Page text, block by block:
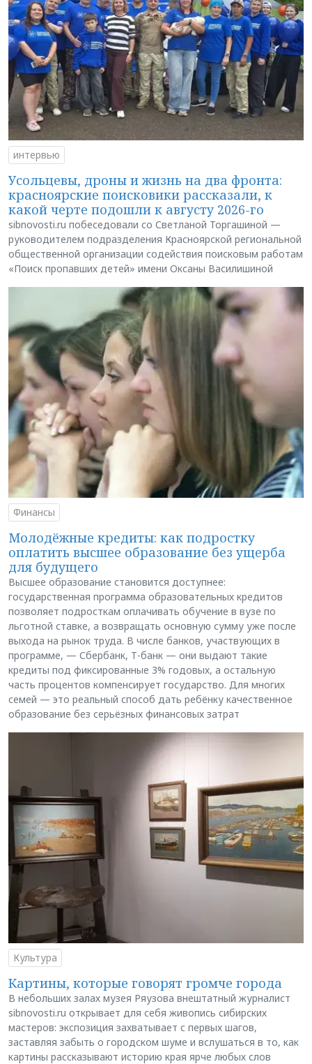
интервью
Усольцевы, дроны и жизнь на два фронта:
красноярские поисковики рассказали, к
какой черте подошли к августу 2026-го
sibnovosti.ru побеседовали со Светланой Торгашиной —
руководителем подразделения Красноярской региональной
общественной организации содействия поисковым работам
«Поиск пропавших детей» имени Оксаны Василишиной
Финансы
Молодёжные кредиты: как подростку
оплатить высшее образование без ущерба
для будущего
Высшее образование становится доступнее:
государственная программа образовательных кредитов
позволяет подросткам оплачивать обучение в вузе по
льготной ставке, а возвращать основную сумму уже после
выхода на рынок труда. В числе банков, участвующих в
программе, — Сбербанк, Т-банк — они выдают такие
кредиты под фиксированные 3% годовых, а остальную
часть процентов компенсирует государство. Для многих
семей — это реальный способ дать ребёнку качественное
образование без серьёзных финансовых затрат
Культура
Картины, которые говорят громче города
В небольших залах музея Ряузова внештатный журналист
sibnovosti.ru открывает для себя живопись сибирских
мастеров: экспозиция захватывает с первых шагов,
заставляя забыть о городском шуме и вслушаться в то, как
картины рассказывают историю края ярче любых слов